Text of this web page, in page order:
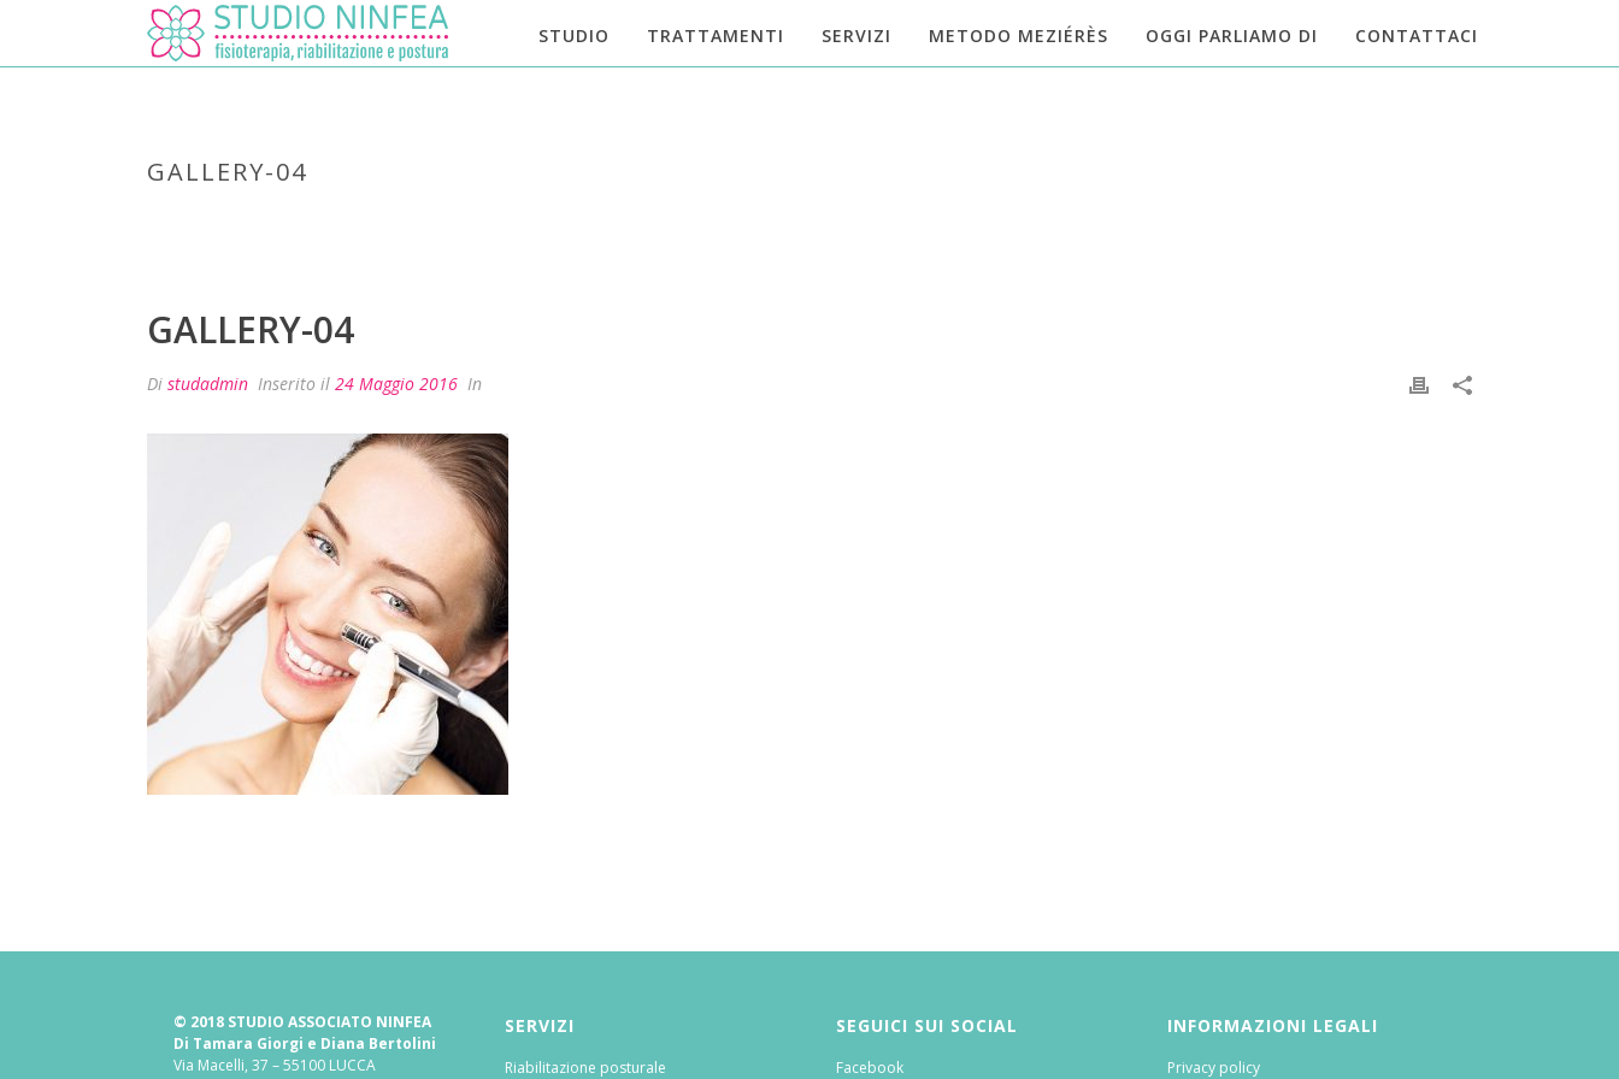
STUDIO TRATTAMENTI SERVIZI METODO MEZIÉRÈS OGGI PARLIAMO DI CONTATTACI
GALLERY-04
GALLERY-04
Di studadmin Inserito il 24 Maggio 2016 In
© 2018 STUDIO ASSOCIATO NINFEA
Di Tamara Giorgi e Diana Bertolini
Via Macelli, 37 – 55100 LUCCA
SERVIZI
Riabilitazione posturale
SEGUICI SUI SOCIAL
Facebook
INFORMAZIONI LEGALI
Privacy policy